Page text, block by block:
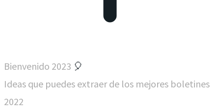
Bienvenido 2023 🎈
Ideas que puedes extraer de los mejores boletines
2022​